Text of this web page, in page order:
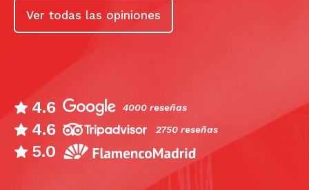
Ver todas las opiniones
4.6 4000 reseñas
4.6 2750 reseñas
5.0